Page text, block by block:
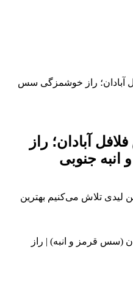
آبادان؛ راز خوشمزگی سس
آبادان؛ راز
جنوبی
لیدی تلاش می‌کنیم بهترین